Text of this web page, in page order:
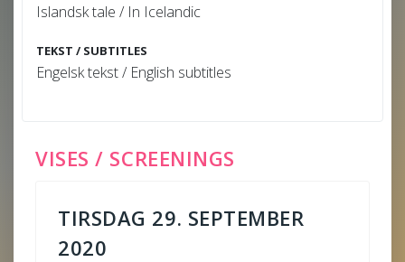
Islandsk tale / In Icelandic
TEKST / SUBTITLES
Engelsk tekst / English subtitles
VISES / SCREENINGS
TIRSDAG 29. SEPTEMBER
2020